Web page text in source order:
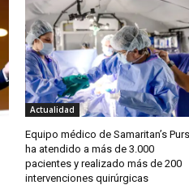
Actualidad
Equipo médico de Samaritan’s
ha atendido a más de 3.000
pacientes y realizado más de 200
intervenciones quirúrgicas